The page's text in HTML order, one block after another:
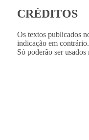
CRÉDITOS
Os textos publicados
indicação em contrário.
Só poderão ser